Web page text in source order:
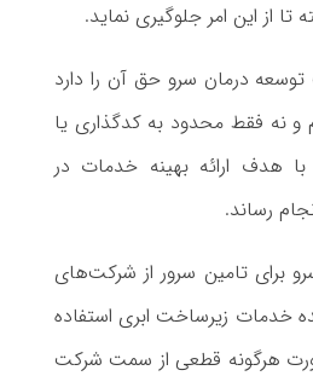
تا از این امر جلوگیری نماید.
درمان سرو حق آن را دارد
و نه فقط محدود به کد‌گذاری یا
هدف ارائه بهینه خدمات در
رساند.
برای تامین سرور از شرکت‌های
خدمات زیرساخت ابری استفاده
هرگونه قطعی از سمت شرکت